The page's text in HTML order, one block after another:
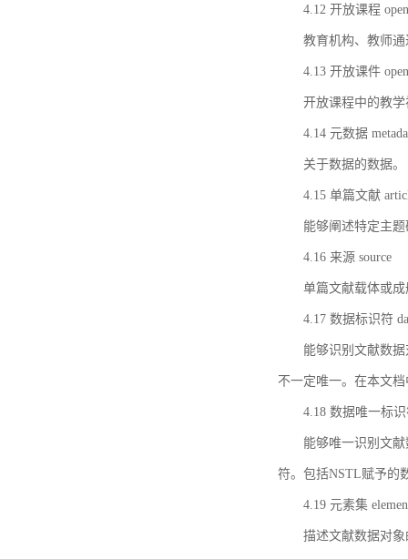
4.12 开放课程
教育机构、教师
4.13 开放课件
开放课程中的教
4.14 元数据
关于数据的数据。
4.15 单篇文献
能够阐述特定主
4.16 来源 source
单篇文献载体或
4.17 数据标识符
能够识别文献数
不一定唯一。在本文
4.18 数据唯一标
能够唯一识别文
符。包括NSTL赋予的
4.19 元素集
描述文献数据对